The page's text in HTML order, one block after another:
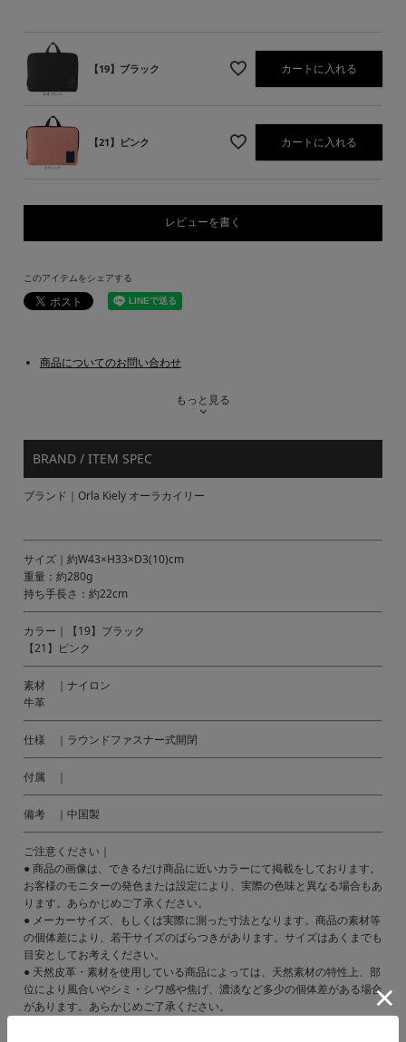
【19】ブラック カートに入れる
【21】ピンク カートに入れる
レビューを書く
このアイテムをシェアする
商品についてのお問い合わせ
もっと見る
BRAND / ITEM SPEC
ブランド｜Orla Kiely オーラカイリー
サイズ｜約W43×H33×D3(10)cm
重量：約280g
持ち手長さ：約22cm
カラー｜【19】ブラック
【21】ピンク
素材 ｜ナイロン
牛革
仕様 ｜ラウンドファスナー式開閉
付属 ｜
備考 ｜中国製
ご注意ください｜
● 商品の画像は、できるだけ商品に近いカラーにて掲載をしております。
お客様のモニターの発色または設定により、実際の色味と異なる場合もあ
ります。あらかじめご了承ください。
● メーカーサイズ、もしくは実際に測った寸法となります。商品の素材等
の個体差により、若干サイズのばらつきがあります。サイズはあくまでも
目安としてお考えください。
● 天然皮革・素材を使用している商品によっては、天然素材の特性上、部
位により風合いやシミ・シワ感や焦げ、濃淡など多少の個体差がある場合
があります。あらかじめご了承ください。